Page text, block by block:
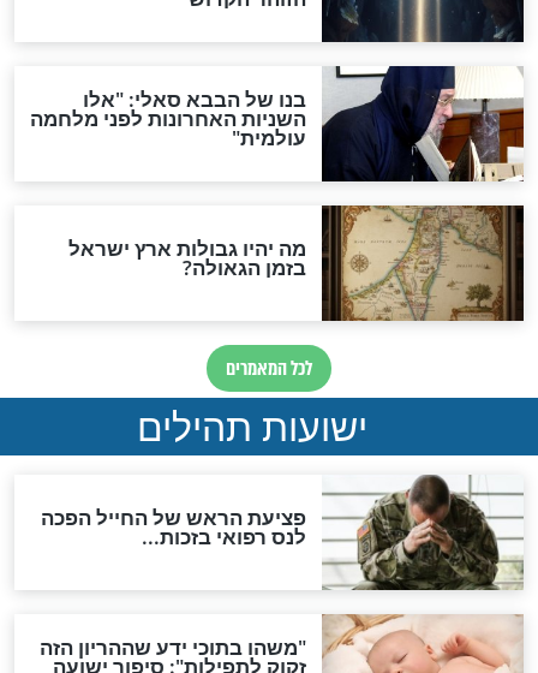
לכל המאמרים
להמתקת הדינים וביטול
גזרות
סגולת ע"ב שמות הקודש